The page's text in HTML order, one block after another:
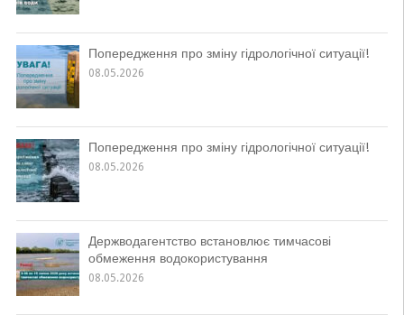
Попередження про зміну гідрологічної ситуації!
08.05.2026
Попередження про зміну гідрологічної ситуації!
08.05.2026
Держводагентство встановлює тимчасові
обмеження водокористування
08.05.2026